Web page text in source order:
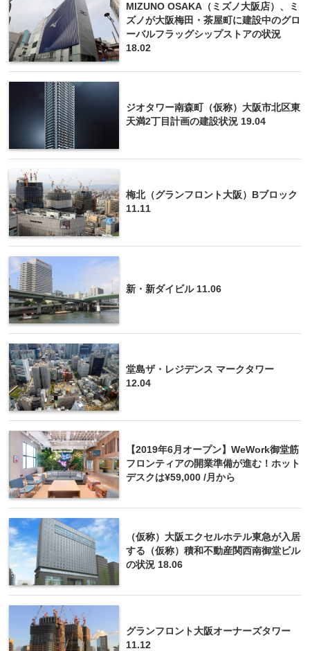
MIZUNO OSAKA（ミズノ大阪店）、ミ
ズノが大阪梅田・茶屋町に建設中のグロ
ーバルフラッグシップストアの状況
18.02
ジオタワー南森町（仮称）大阪市北区東
天満2丁目計画の建設状況 19.04
梅北（グランフロント大阪）Bブロック
11.11
新・新ダイビル 11.06
堂島ザ・レジデンス マークタワー
12.04
【2019年6月オープン】WeWork御堂筋
フロンティアの開業準備が進む！ホット
デスクは¥59,000 /月から
（仮称）大阪エクセルホテル東急が入居
する（仮称）積和不動産関西南御堂ビル
の状況 18.06
グランフロント大阪オーナーズタワー
11.12